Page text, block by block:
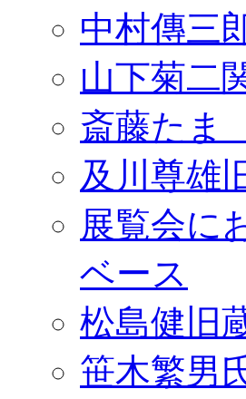
中村傳三
山下菊二
斎藤たま
及川尊雄
展覧会に
ベース
松島健旧
笹木繁男